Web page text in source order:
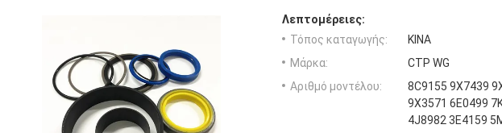
Λεπτομέρειες:
Τόπος καταγωγής:
ΚΙΝΑ
Μάρκα:
CTP WG
Αριθμό μοντέλου:
8C9155 9X7439
9X3571 6E0499
4J8982 3E4159